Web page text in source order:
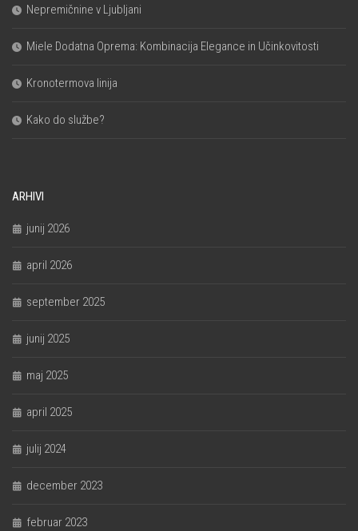
Nepremičnine v Ljubljani
Miele Dodatna Oprema: Kombinacija Elegance in Učinkovitosti
Kronotermova linija
Kako do službe?
ARHIVI
junij 2026
april 2026
september 2025
junij 2025
maj 2025
april 2025
julij 2024
december 2023
februar 2023